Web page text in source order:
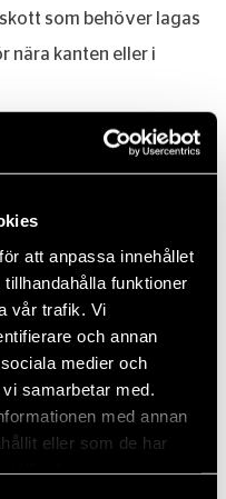
att anpassa innehållet
funktioner
vår trafik. Vi
och annan
medier och
samarbetar med.
med annan
eller som de har
som behöver lagas
nära kanten eller i
och miljön. Men det är
exempelvis om skadan är för
I sådana fall måste
ge föraren bästa möjliga
det?
Byta ruta